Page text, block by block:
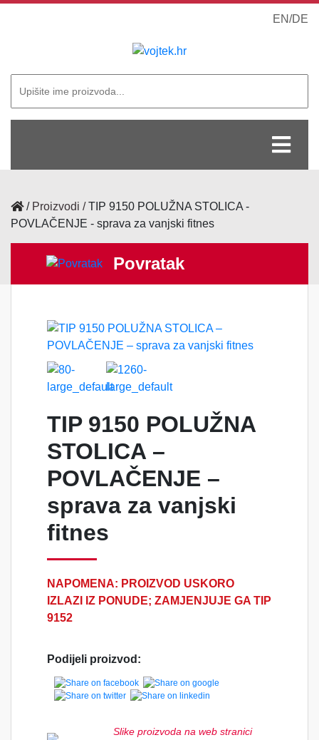
EN/DE
/ Proizvodi
TIP 9150 POLUŽNA STOLICA -
POVLAČENJE - sprava za vanjski fitnes
Povratak
TIP 9150 POLUŽNA
STOLICA –
POVLAČENJE –
sprava za vanjski
fitnes
NAPOMENA: PROIZVOD USKORO
IZLAZI IZ PONUDE; ZAMJENJUJE GA TIP
9152
Podijeli proizvod:
Slike proizvoda na web stranici